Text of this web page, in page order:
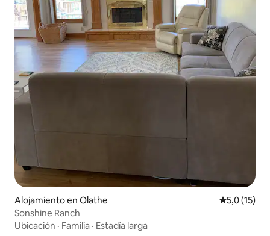
Alojamiento en Olathe Calificación
5,0 (15)
Sonshine Ranch
Ubicación · Familia · Estadía larga